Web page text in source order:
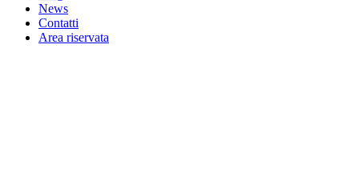
News
Contatti
Area riservata